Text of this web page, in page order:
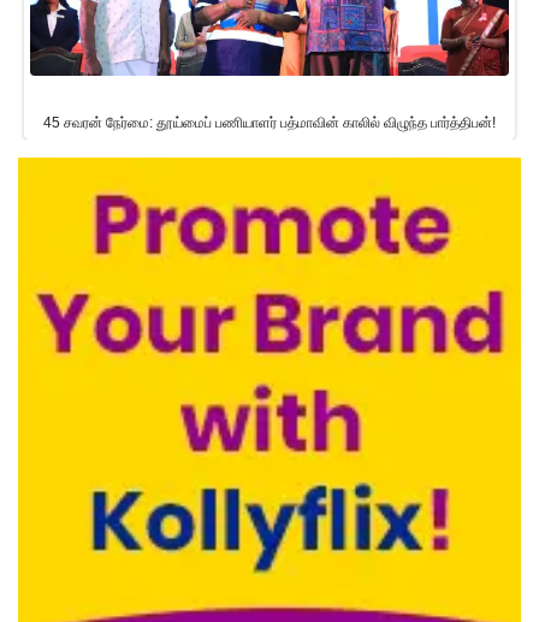
45 சவரன் நேர்மை: தூய்மைப் பணியாளர் பத்மாவின் காலில் விழுந்த பார்த்திபன்!